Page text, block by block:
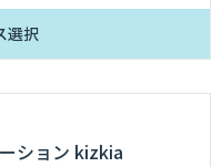
ション kizkia
選択